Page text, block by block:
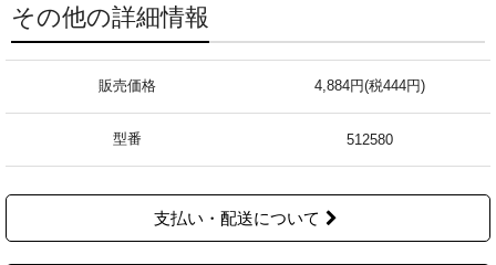
その他の詳細情報
販売価格 4,884円(税444円)
型番 512580
支払い・配送について